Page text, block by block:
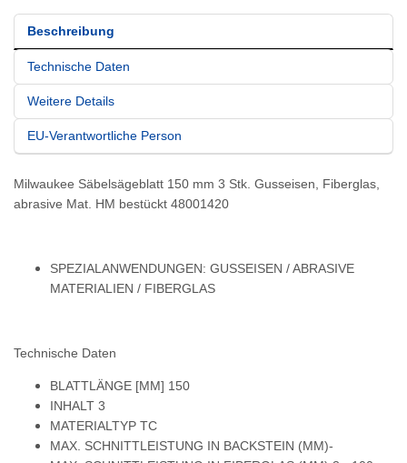
Beschreibung
Technische Daten
Weitere Details
EU-Verantwortliche Person
Milwaukee Säbelsägeblatt 150 mm 3 Stk. Gusseisen, Fiberglas,
abrasive Mat. HM bestückt 48001420
SPEZIALANWENDUNGEN: GUSSEISEN / ABRASIVE
MATERIALIEN / FIBERGLAS
Technische Daten
BLATTLÄNGE [MM] 150
INHALT 3
MATERIALTYP TC
MAX. SCHNITTLEISTUNG IN BACKSTEIN (MM)-